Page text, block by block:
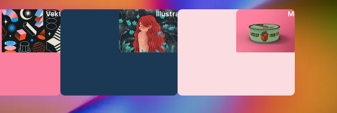
Vektorer Illustrationer Mall